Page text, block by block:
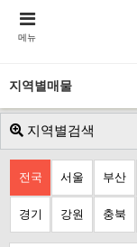
메뉴
지역별매물
지역별검색
전국 서울 부산
경기 강원 충북